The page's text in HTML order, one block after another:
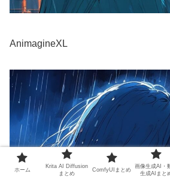
AnimagineXL
ホーム
Krita AI Diffusion
まとめ
ComfyUIまとめ
画像生成AI・
生成AIまと